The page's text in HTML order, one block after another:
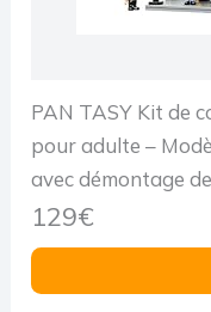
PAN TASY Kit de
pour adulte –
avec démontage
détaillée,
129€